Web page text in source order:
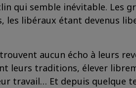
qui semble inévitable. Les
les libéraux étant devenus
aucun écho à leurs
leurs traditions, élever
travail… Et depuis quelque